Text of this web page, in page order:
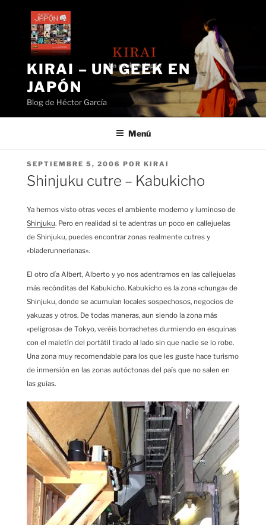
contenido
KIRAI – UN GEEK EN
JAPÓN
Blog de Héctor García
Menú
PUBLICADO
EL
SEPTIEMBRE 5, 2006 POR KIRAI
Shinjuku cutre – Kabukicho
Ya hemos visto otras veces el ambiente moderno y luminoso de
Shinjuku. Pero en realidad si te adentras un poco en callejuelas
de Shinjuku, puedes encontrar zonas realmente cutres y
«bladerunnerianas».
El otro día Albert, Alberto y yo nos adentramos en las callejuelas
más recónditas del Kabukicho. Kabukicho es la zona «chunga» de
Shinjuku, donde se acumulan locales sospechosos, negocios de
yakuzas y otros. De todas maneras, aun siendo la zona más
«peligrosa» de Tokyo, veréis borrachetes durmiendo en esquinas
con el maletín del portátil tirado al lado sin que nadie se lo robe.
Una zona muy recomendable para los que les guste hace turismo
de inmersión en las zonas autóctonas del país que no salen en
las guías.